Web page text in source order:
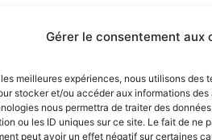
Gérer le consentement aux
meilleures expériences, nous utilisons des
stocker et/ou accéder aux informations
nous permettra de traiter des
ou les ID uniques sur ce site. Le fait de ne
peut avoir un effet négatif sur certaines